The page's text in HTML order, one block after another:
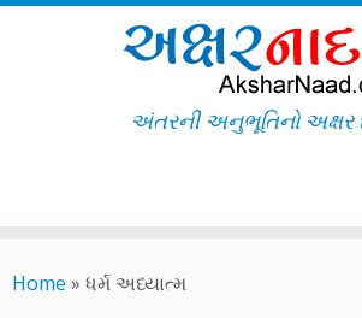
to
અંતરની અનુભૂતિનો અક્ષર
Home » ધર્મ અધ્યાત્મ